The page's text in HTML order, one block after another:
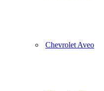
Chevrolet Aveo